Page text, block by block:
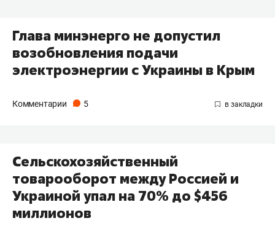
Глава минэнерго не допустил
возобновления подачи
электроэнергии с Украины в Крым
Комментарии 5
Сельскохозяйственный
товарооборот между Россией и
Украиной упал на 70% до $456
миллионов